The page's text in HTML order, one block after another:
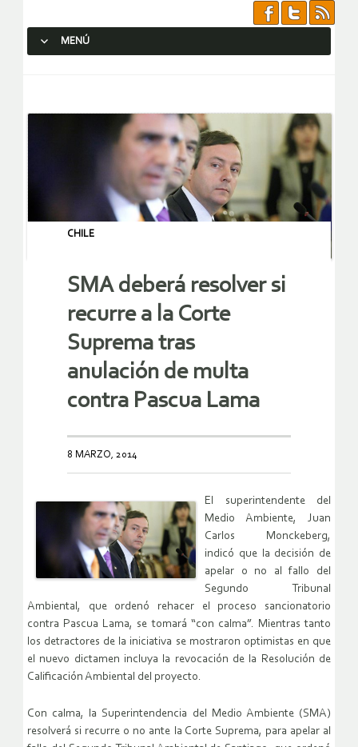
MENÚ
CHILE
SMA deberá resolver si
recurre a la Corte
Suprema tras
anulación de multa
contra Pascua Lama
8 MARZO, 2014
El superintendente del
Medio Ambiente, Juan
Carlos Monckeberg,
indicó que la decisión de
apelar o no al fallo del
Segundo Tribunal
Ambiental, que ordenó rehacer el proceso sancionatorio
contra Pascua Lama, se tomará “con calma”. Mientras tanto
los detractores de la iniciativa se mostraron optimistas en que
el nuevo dictamen incluya la revocación de la Resolución de
Calificación Ambiental del proyecto.
Con calma, la Superintendencia del Medio Ambiente (SMA)
resolverá si recurre o no ante la Corte Suprema, para apelar al